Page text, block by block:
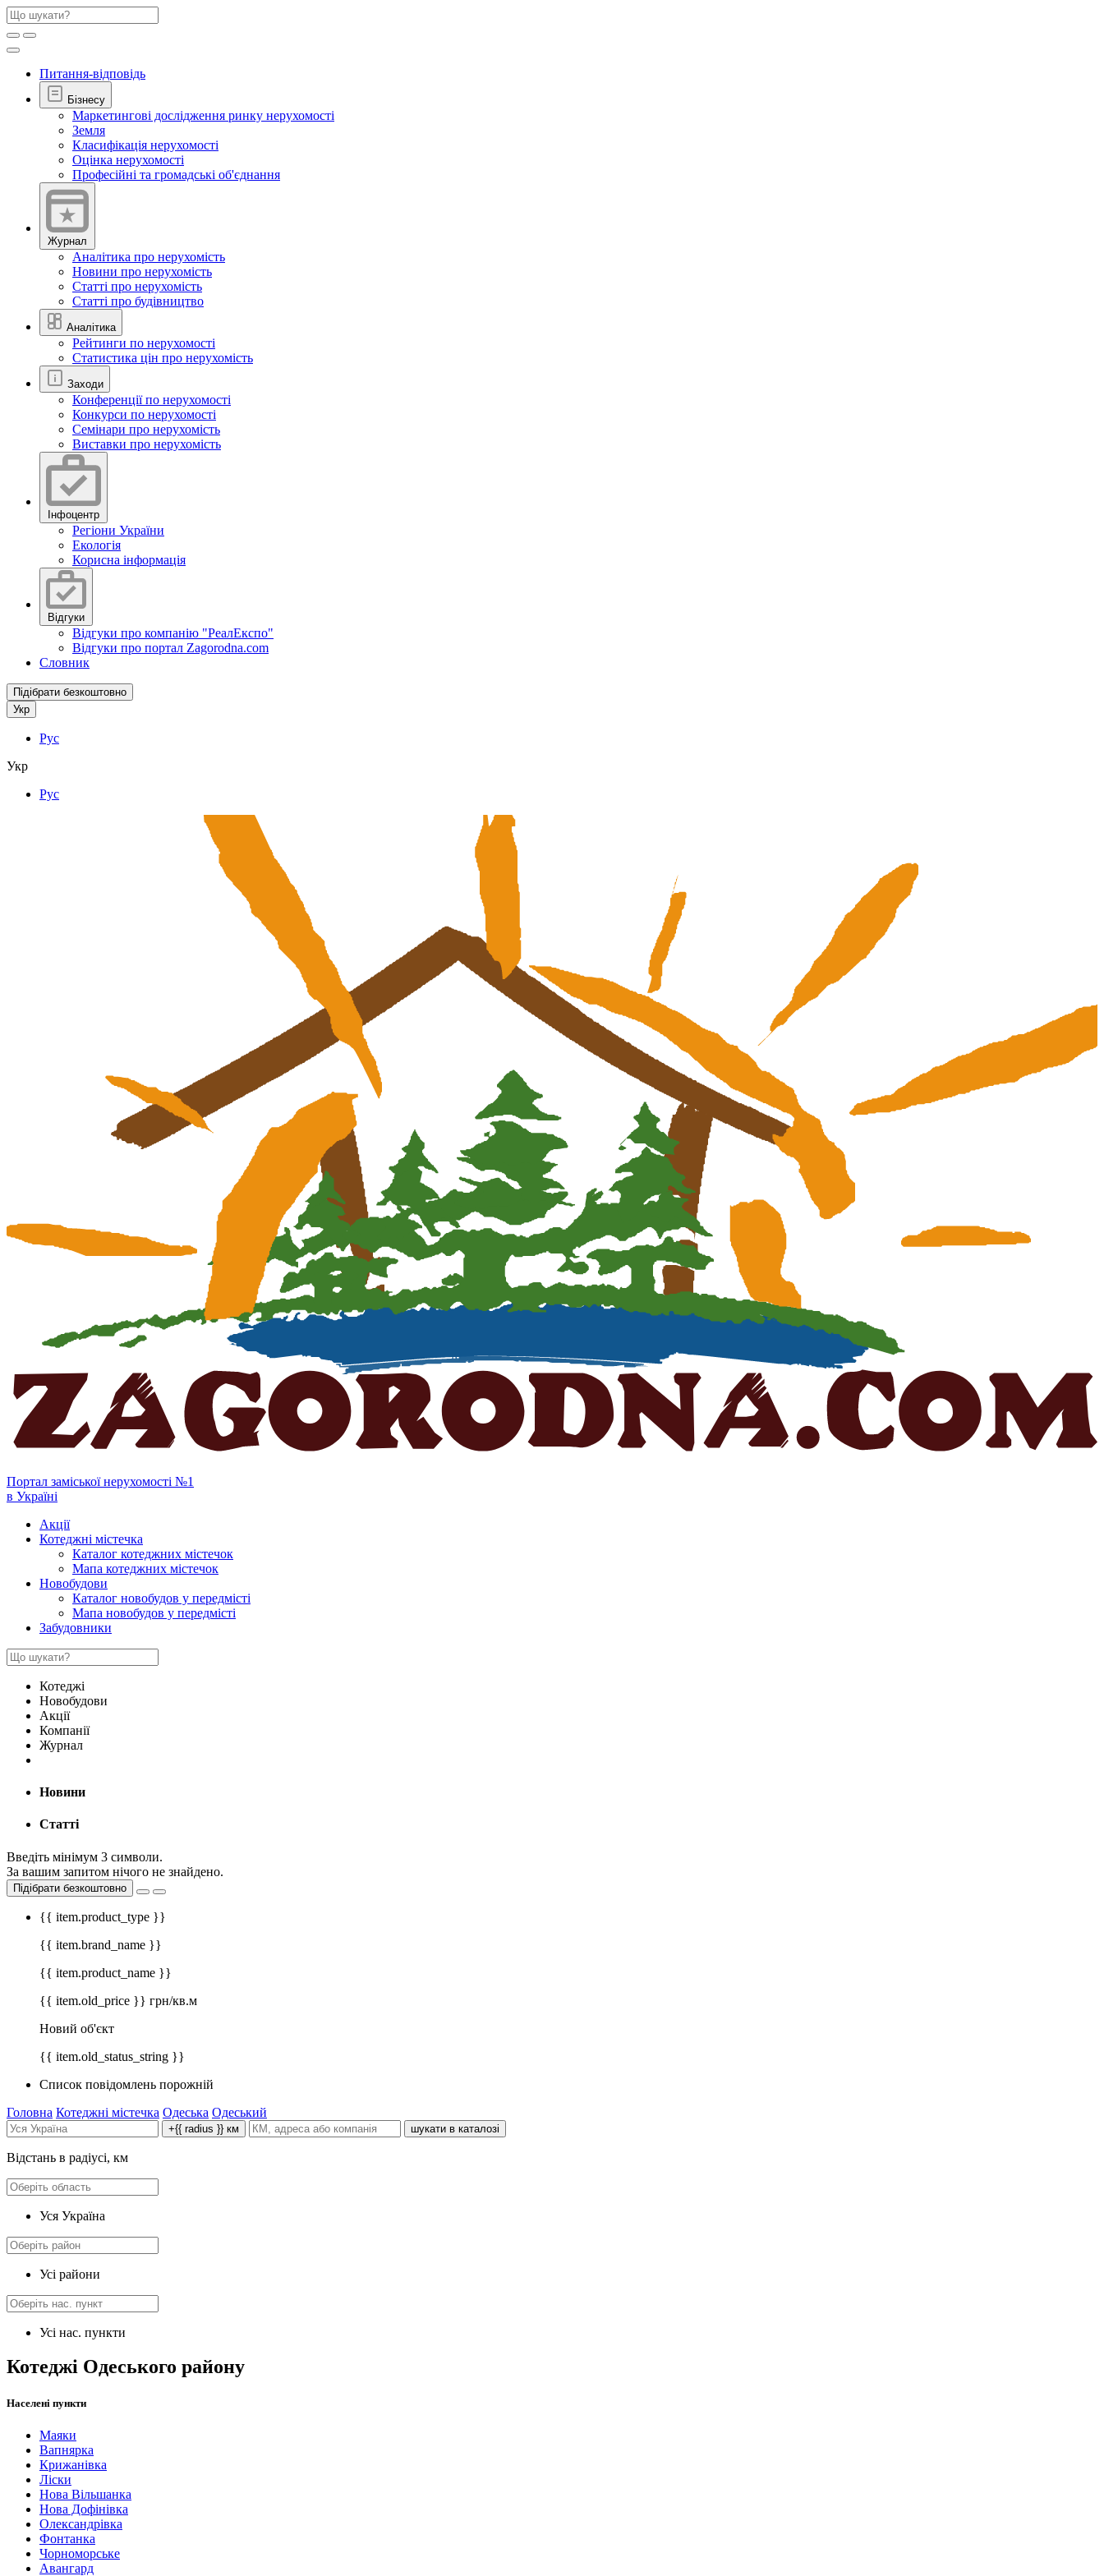
Питання-відповідь
Бізнесу
Маркетингові дослідження ринку нерухомості
Земля
Класифікація нерухомості
Оцінка нерухомості
Професійні та громадські об'єднання
Журнал
Аналітика про нерухомість
Новини про нерухомість
Статті про нерухомість
Статті про будівництво
Аналітика
Рейтинги по нерухомості
Статистика цін про нерухомість
Заходи
Конференції по нерухомості
Конкурси по нерухомості
Семінари про нерухомість
Виставки про нерухомість
Інфоцентр
Регіони України
Екологія
Корисна інформація
Відгуки
Відгуки про компанію "РеалЕкспо"
Відгуки про портал Zagorodna.com
Словник
Підібрати безкоштовно
Укр
Рус
Укр
Рус
Портал заміської нерухомості №1
в Україні
Акції
Котеджні містечка
Каталог котеджних містечок
Мапа котеджних містечок
Новобудови
Каталог новобудов у передмісті
Мапа новобудов у передмісті
Забудовники
Котеджі
Новобудови
Акції
Компанії
Журнал
Новини
Статті
Введіть мінімум 3 символи.
За вашим запитом нічого не знайдено.
Підібрати безкоштовно
{{ item.product_type }}
{{ item.brand_name }}
{{ item.product_name }}
{{ item.old_price }} грн/кв.м
Новий об'єкт
{{ item.old_status_string }}
Список повідомлень порожній
Головна Котеджні містечка Одеська Одеський
+{{ radius }} км шукати в каталозі
Відстань в радіусі, км
Уся Україна
Усі райони
Усі нас. пункти
Котеджі Одеського району
Населені пункти
Маяки
Вапнярка
Крижанівка
Ліски
Нова Вільшанка
Нова Дофінівка
Олександрівка
Фонтанка
Чорноморське
Авангард